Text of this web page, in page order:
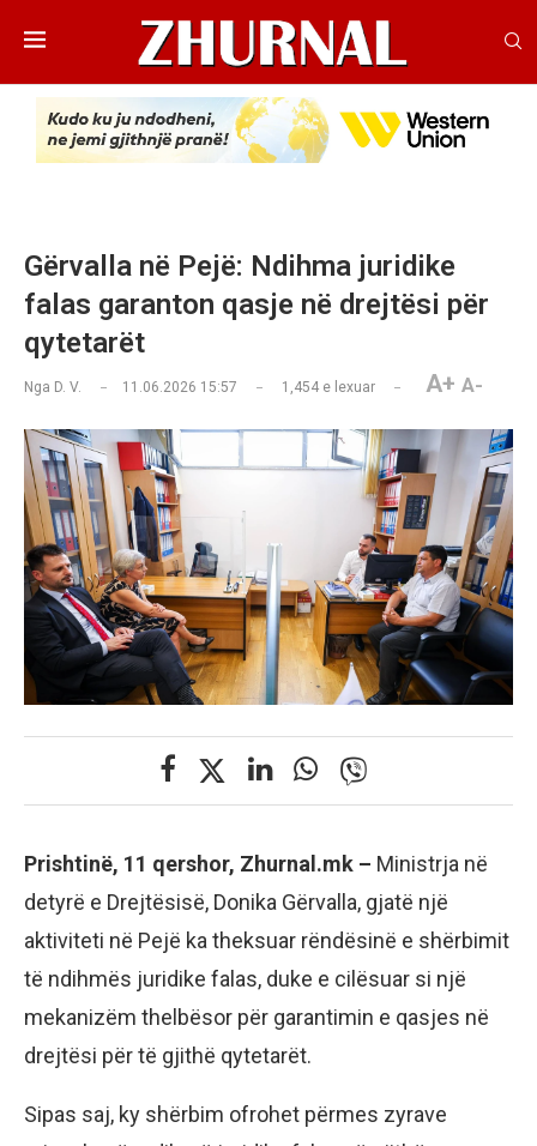
Gërvalla në Pejë: Ndihma juridike
falas garanton qasje në drejtësi për
qytetarët
Nga D. V. 11.06.2026 15:57 1,454 e lexuar A+ A-
Prishtinë, 11 qershor, Zhurnal.mk – Ministrja në
detyrë e Drejtësisë, Donika Gërvalla, gjatë një
aktiviteti në Pejë ka theksuar rëndësinë e shërbimit
të ndihmës juridike falas, duke e cilësuar si një
mekanizëm thelbësor për garantimin e qasjes në
drejtësi për të gjithë qytetarët.
Sipas saj, ky shërbim ofrohet përmes zyrave